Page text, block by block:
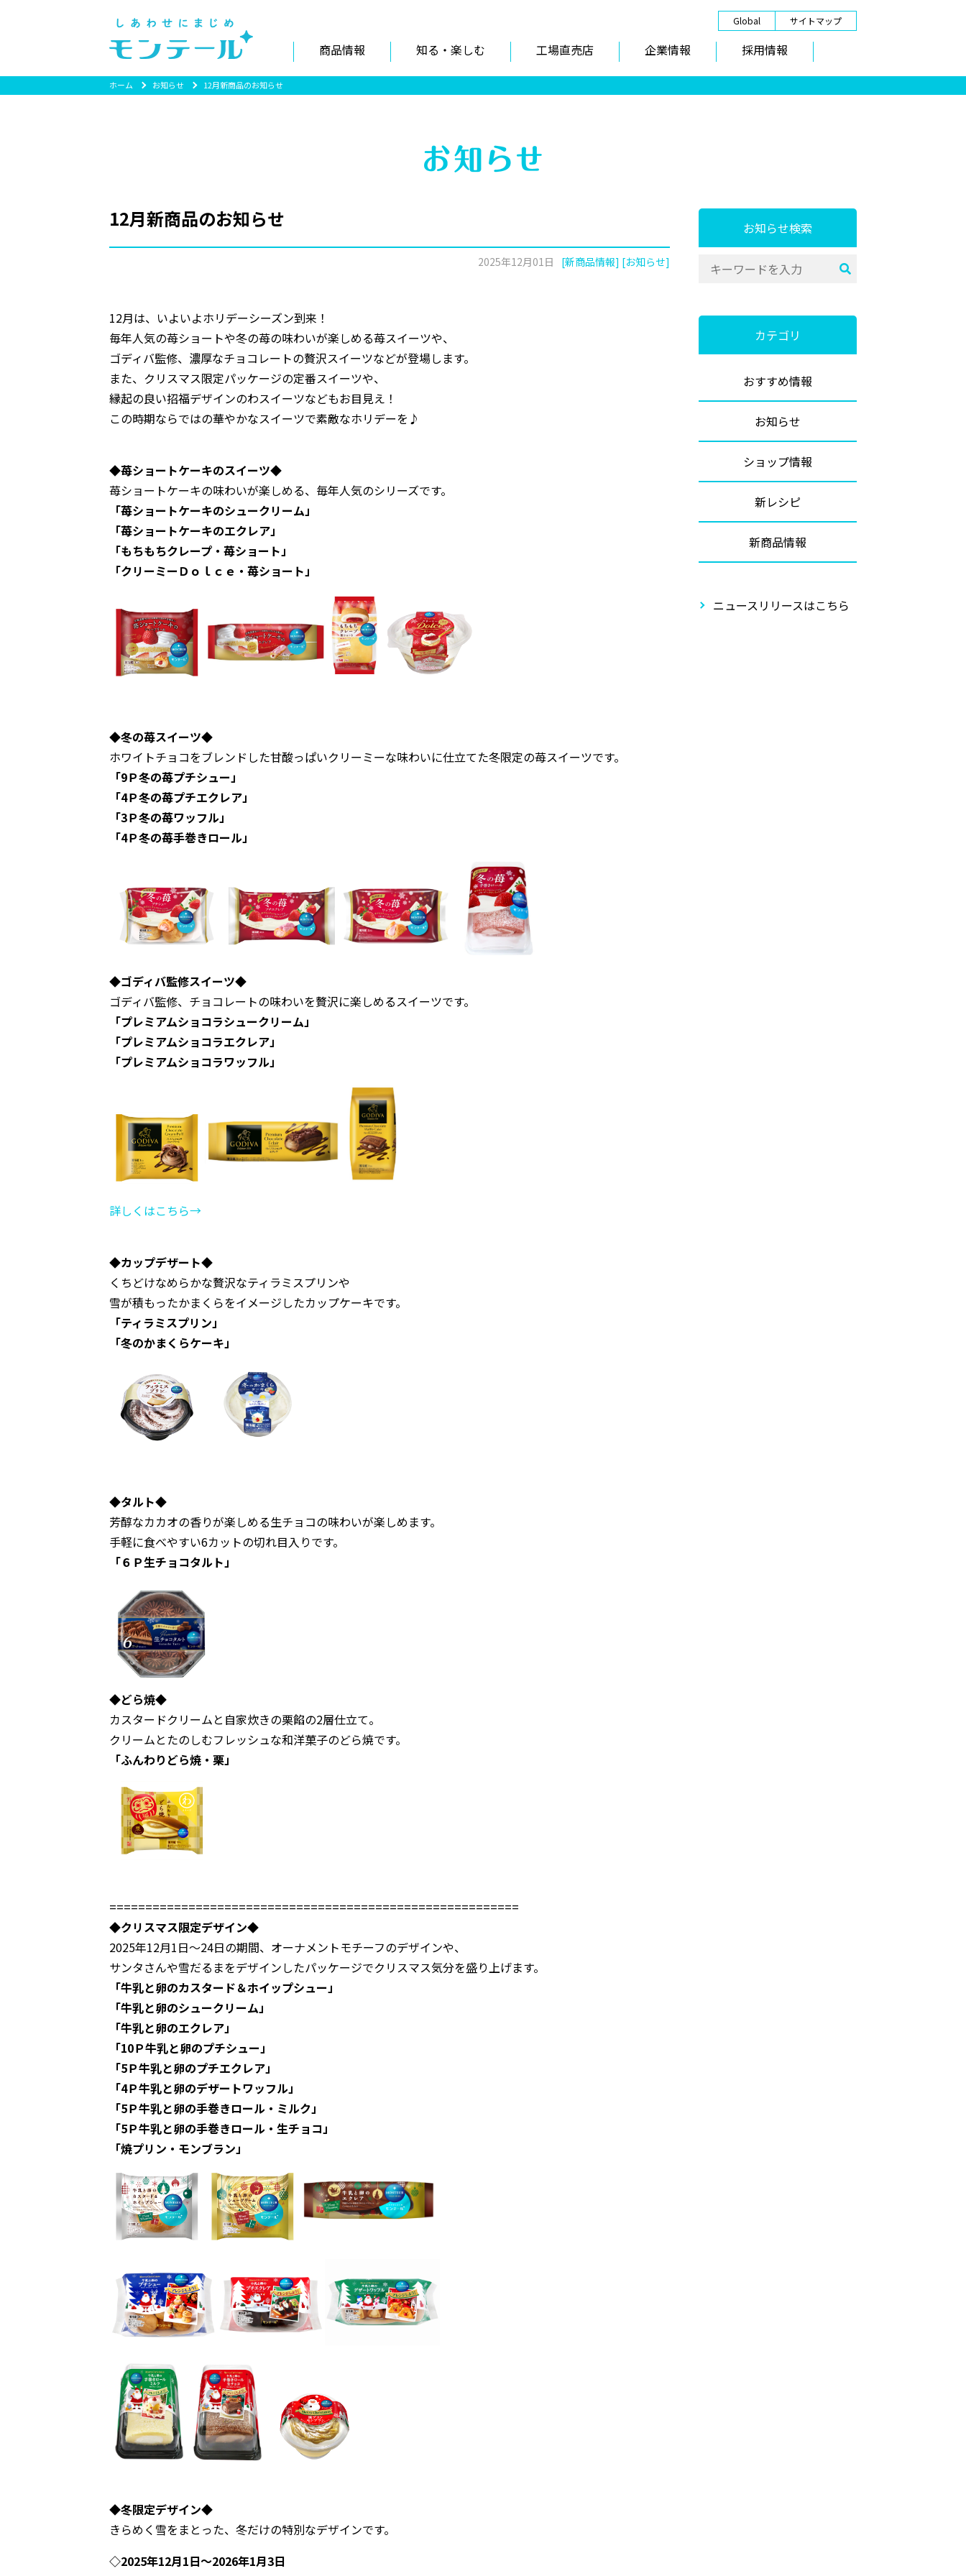
Global サイトマップ
商品情報 知る・楽しむ 工場直売店 企業情報 採用情報
ホーム お知らせ 12月新商品のお知らせ
12月新商品のお知らせ
2025年12月01日 [新商品情報] [お知らせ]
12月は、いよいよホリデーシーズン到来！
毎年人気の苺ショートや冬の苺の味わいが楽しめる苺スイーツや、
ゴディバ監修、濃厚なチョコレートの贅沢スイーツなどが登場します。
また、クリスマス限定パッケージの定番スイーツや、
縁起の良い招福デザインのわスイーツなどもお目見え！
この時期ならではの華やかなスイーツで素敵なホリデーを♪
◆苺ショートケーキのスイーツ◆
苺ショートケーキの味わいが楽しめる、毎年人気のシリーズです。
「苺ショートケーキのシュークリーム」
「苺ショートケーキのエクレア」
「もちもちクレープ・苺ショート」
「クリーミーＤｏｌｃｅ・苺ショート」
◆冬の苺スイーツ◆
ホワイトチョコをブレンドした甘酸っぱいクリーミーな味わいに仕立てた冬限定の苺スイーツです。
「9Ｐ冬の苺プチシュー」
「4Ｐ冬の苺プチエクレア」
「3Ｐ冬の苺ワッフル」
「4Ｐ冬の苺手巻きロール」
◆ゴディバ監修スイーツ◆
ゴディバ監修、チョコレートの味わいを贅沢に楽しめるスイーツです。
「プレミアムショコラシュークリーム」
「プレミアムショコラエクレア」
「プレミアムショコラワッフル」
詳しくはこちら→
◆カップデザート◆
くちどけなめらかな贅沢なティラミスプリンや
雪が積もったかまくらをイメージしたカップケーキです。
「ティラミスプリン」
「冬のかまくらケーキ」
◆タルト◆
芳醇なカカオの香りが楽しめる生チョコの味わいが楽しめます。
手軽に食べやすい6カットの切れ目入りです。
「６Ｐ生チョコタルト」
◆どら焼◆
カスタードクリームと自家炊きの栗餡の2層仕立て。
クリームとたのしむフレッシュな和洋菓子のどら焼です。
「ふんわりどら焼・栗」
=========================================================
◆クリスマス限定デザイン◆
2025年12月1日～24日の期間、オーナメントモチーフのデザインや、
サンタさんや雪だるまをデザインしたパッケージでクリスマス気分を盛り上げます。
「牛乳と卵のカスタード＆ホイップシュー」
「牛乳と卵のシュークリーム」
「牛乳と卵のエクレア」
「10Ｐ牛乳と卵のプチシュー」
「5Ｐ牛乳と卵のプチエクレア」
「4Ｐ牛乳と卵のデザートワッフル」
「5Ｐ牛乳と卵の手巻きロール・ミルク」
「5Ｐ牛乳と卵の手巻きロール・生チョコ」
「焼プリン・モンブラン」
◆冬限定デザイン◆
きらめく雪をまとった、冬だけの特別なデザインです。
◇2025年12月1日～2026年1月3日
お知らせ検索
カテゴリ
おすすめ情報
お知らせ
ショップ情報
新レシピ
新商品情報
ニュースリリースはこちら